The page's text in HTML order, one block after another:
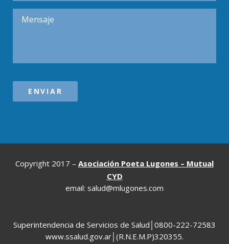
Copyright 2017 – Asociación Poeta Lugones – Mutual
CYD
email: salud@mlugones.com
Superintendencia de Servicios de Salud│0800-222-72583
www.ssalud.gov.ar│(R.N.E.M.P)320355.